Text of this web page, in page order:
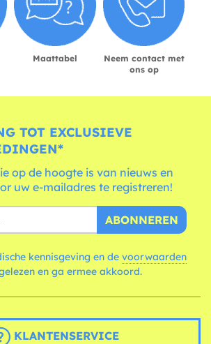
Maattabel
Neem contact met
ons op
TOT EXCLUSIEVE
op de hoogte is van nieuws en
uw e-mailadres te registreren!
ABONNEREN
kennisgeving en de voorwaarden
en ga ermee akkoord.
KLANTENSERVICE